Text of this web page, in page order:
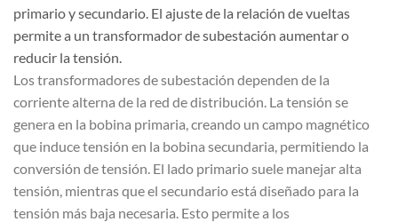
primario y secundario. El ajuste de la relación de vueltas
permite a un transformador de subestación aumentar o
reducir la tensión.
Los transformadores de subestación dependen de la
corriente alterna de la red de distribución. La tensión se
genera en la bobina primaria, creando un campo magnético
que induce tensión en la bobina secundaria, permitiendo la
conversión de tensión. El lado primario suele manejar alta
tensión, mientras que el secundario está diseñado para la
tensión más baja necesaria. Esto permite a los